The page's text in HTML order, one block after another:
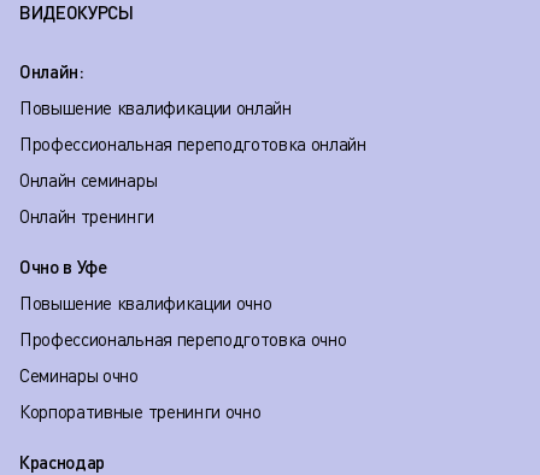
ВИДЕОКУРСЫ
Онлайн:
Повышение квалификации онлайн
Профессиональная переподготовка онлайн
Онлайн семинары
Онлайн тренинги
Очно в Уфе
Повышение квалификации очно
Профессиональная переподготовка очно
Семинары очно
Корпоративные тренинги очно
Краснодар